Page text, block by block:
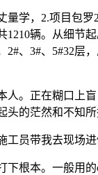
，2.项目包罗
1210辆。从细节
2#、3#、5#32层
正在糊口上盲
头的茫然和不知
员带我去现场进
本。一般用的